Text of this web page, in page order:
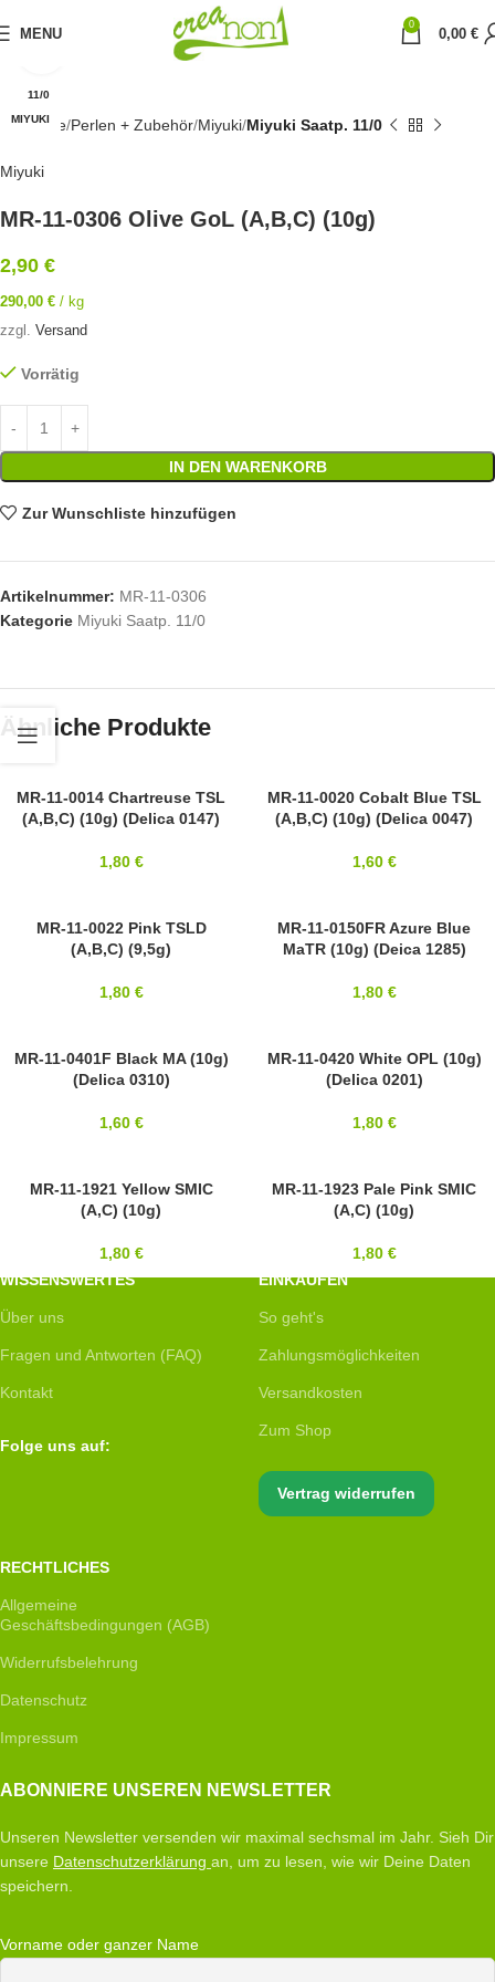
MENU
0
0,00 €
11/0
MIYUKI
Startseite Perlen + Zubehör Miyuki Miyuki Saatp. 11/0
Miyuki
MR-11-0306 Olive GoL (A,B,C) (10g)
2,90 €
290,00 € / kg
zzgl. Versand
Vorrätig
IN DEN WARENKORB
Zur Wunschliste hinzufügen
Artikelnummer: MR-11-0306
Kategorie Miyuki Saatp. 11/0
Ähnliche Produkte
11/0
MIYUKI
MR-11-0014 Chartreuse TSL
(A,B,C) (10g) (Delica 0147)
1,80 €
11/0
MIYUKI
MR-11-0020 Cobalt Blue TSL
(A,B,C) (10g) (Delica 0047)
1,60 €
MR-11-0022 Pink TSLD
(A,B,C) (9,5g)
1,80 €
11/0
MIYUKI
MR-11-0150FR Azure Blue
MaTR (10g) (Deica 1285)
1,80 €
11/0
MR-11-0401F Black MA (10g)
(Delica 0310)
1,60 €
SOLD OUT
MR-11-0420 White OPL (10g)
(Delica 0201)
1,80 €
11/0MR-11-1921 Yellow SMIC
(A,C) (10g)
1,80 €
11/0
MR-11-1923 Pale Pink SMIC
(A,C) (10g)
1,80 €
WISSENSWERTES
Über uns
Fragen und Antworten (FAQ)
Kontakt
Folge uns auf:
EINKAUFEN
So geht's
Zahlungsmöglichkeiten
Versandkosten
Zum Shop
Vertrag widerrufen
RECHTLICHES
Allgemeine
Geschäftsbedingungen (AGB)
Widerrufsbelehrung
Datenschutz
Impressum
ABONNIERE UNSEREN NEWSLETTER
Unseren Newsletter versenden wir maximal sechsmal im Jahr. Sieh Dir
unsere Datenschutzerklärung an, um zu lesen, wie wir Deine Daten
speichern.
Vorname oder ganzer Name